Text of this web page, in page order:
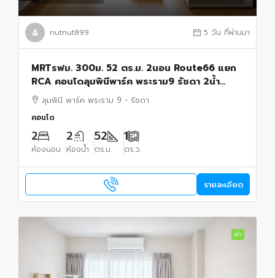
nutnut899 5 วัน ที่ผ่านมา
MRTรฟม. 300ม. 52 ตร.ม. 2นอน Route66 แยก
RCA คอนโดลุมพินีพาร์ค พระราม9 รัชดา 2น้ำ
อาคาร A ชั้น 20 วิวทิศตะวันออก เฟอร์ฯ รพ.ปิยะ
เวท 500 ม.
ลุมพินี พาร์ค พระราม 9 - รัชดา
คอนโด
2
ห้องนอน
2
ห้องน้ำ
52
ตร.ม.
1
ตร.ว.
รายละเอียด
เช่า